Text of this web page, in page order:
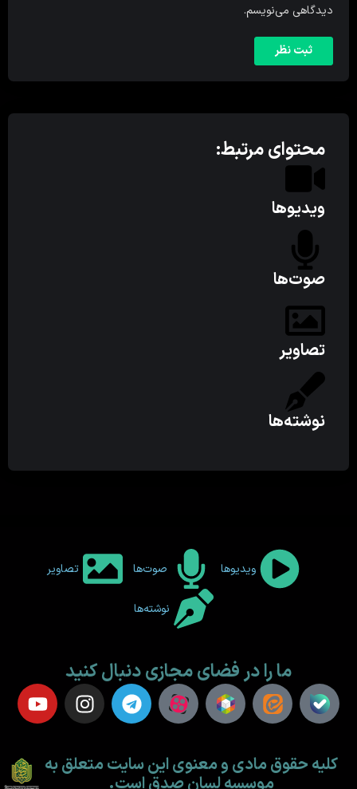
دیدگاهی می‌نویسم.
محتوای مرتبط:
ویدیوها
صوت‌ها
تصاویر
نوشته‌ها
ویدیوها صوت‌ها تصاویر
نوشته‌ها
ما را در فضای مجازی دنبال کنید
کلیه حقوق مادی و معنوی این سایت متعلق به